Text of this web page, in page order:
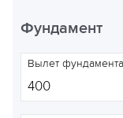
Фундамент
Вылет